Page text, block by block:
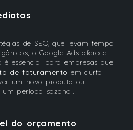
de SEO, que levam tempo
o Google Ads oferece
é essencial para empresas que
de faturamento em curto
um novo produto ou
um período sazonal.
do orçamento